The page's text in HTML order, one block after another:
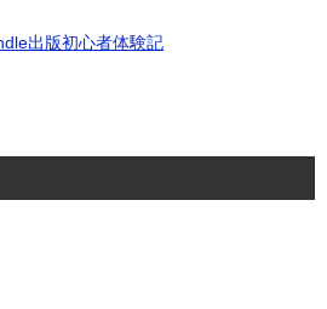
出版初心者体験記